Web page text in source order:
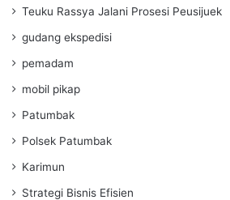
Teuku Rassya Jalani Prosesi Peusijuek
gudang ekspedisi
pemadam
mobil pikap
Patumbak
Polsek Patumbak
Karimun
Strategi Bisnis Efisien